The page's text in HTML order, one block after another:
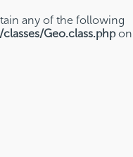
any of the following
Geo.class.phpon